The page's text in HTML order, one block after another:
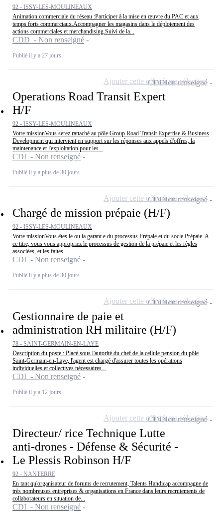
92 - ISSY-LES-MOULINEAUX
Animation commerciale du réseau :Participer à la mise en œuvre du PAC et aux
temps forts commerciaux.Accompagner les magasins dans le déploiement des
actions commerciales et merchandising.Suivi de la...
CDD - Non renseigné
Publié il y a 27 jours
Operations Road Transit Expert
H/F
92 - ISSY-LES-MOULINEAUX
Votre missionVous serez rattaché au pôle Group Road Transit Expertise & Business
Development qui intervient en support sur les réponses aux appels d'offres, la
maintenance et l'exploitation pour les...
CDI - Non renseigné
Publié il y a plus de 30 jours
CDINon renseigné
Ajouter cette offre à ma sélection
Chargé de mission prépaie (H/F)
92 - ISSY-LES-MOULINEAUX
Votre missionVous êtes le ou la garant.e du processus Prépaie et du socle Prépaie. A
ce titre, vous vous appropriez le processus de gestion de la prépaie et les règles
associées, et les faites...
CDI - Non renseigné
Publié il y a plus de 30 jours
CDINon renseigné
Ajouter cette offre à ma sélection
Gestionnaire de paie et
administration RH militaire (H/F)
78 - SAINT-GERMAIN-EN-LAYE
Description du poste : Placé sous l'autorité du chef de la cellule pension du pôle
Saint-Germain-en-Laye, l'agent est chargé d'assurer toutes les opérations
individuelles et collectives nécessaires...
CDI - Non renseigné
Publié il y a 12 jours
CDINon renseigné
Ajouter cette offre à ma sélection
Directeur/ rice Technique Lutte
anti-drones - Défense & Sécurité -
Le Plessis Robinson H/F
92 - NANTERRE
En tant qu'organisateur de forums de recrutement, Talents Handicap accompagne de
très nombreuses entreprises & organisations en France dans leurs recrutements de
collaborateurs en situation de...
CDI - Non renseigné
CDINon renseigné
Ajouter cette offre à ma sélection